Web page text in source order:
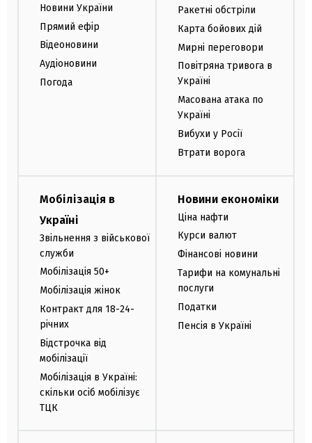
Новини України
Прямий ефір
Відеоновини
Аудіоновини
Погода
Ракетні обстріли
Карта бойових дій
Мирні переговори
Повітряна тривога в
Україні
Масована атака по
Україні
Вибухи у Росії
Втрати ворога
Мобілізація в
Україні
Звільнення з військової
служби
Мобілізація 50+
Мобілізація жінок
Контракт для 18-24-
річних
Відстрочка від
мобілізації
Мобілізація в Україні:
скільки осіб мобілізує
ТЦК
Новини економіки
Ціна нафти
Курси валют
Фінансові новини
Тарифи на комунальні
послуги
Податки
Пенсія в Україні